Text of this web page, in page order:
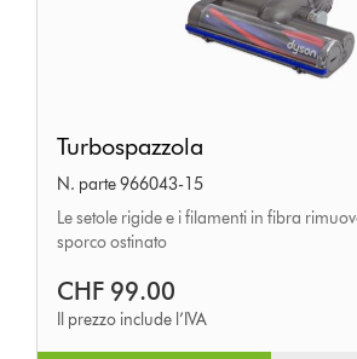
Turbospazzola
N. parte 966043-15
Le setole rigide e i filamenti in fibra
sporco ostinato
CHF 99.00
Il prezzo include l’IVA